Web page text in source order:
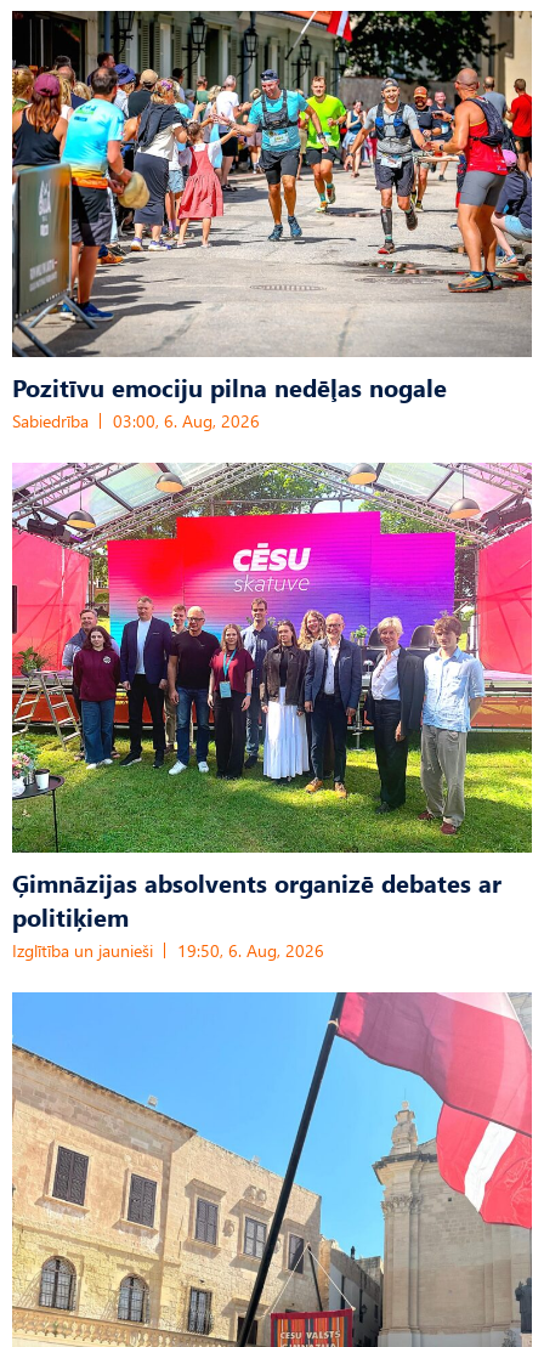
Pozitīvu emociju pilna nedēļas nogale
Sabiedrība 03:00, 6. Aug, 2026
Ģimnāzijas absolvents organizē debates ar
politiķiem
Izglītība un jaunieši 19:50, 6. Aug, 2026